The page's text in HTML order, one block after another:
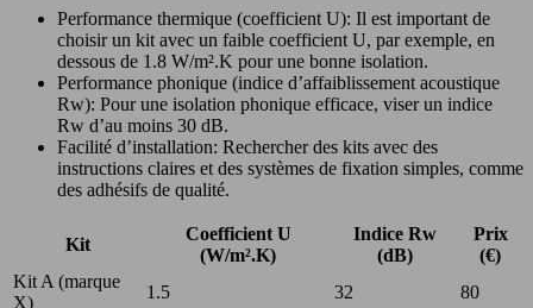
Performance thermique (coefficient U): Il est important de
choisir un kit avec un faible coefficient U, par exemple, en
dessous de 1.8 W/m².K pour une bonne isolation.
Performance phonique (indice d’affaiblissement acoustique
Rw): Pour une isolation phonique efficace, viser un indice
Rw d’au moins 30 dB.
Facilité d’installation: Rechercher des kits avec des
instructions claires et des systèmes de fixation simples, comme
des adhésifs de qualité.
Kit
Coefficient U
(W/m².K)
Indice Rw
(dB)
Prix
(€)
Kit A (marque
X)
1.5 32
80